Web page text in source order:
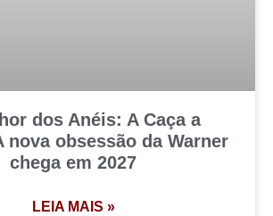
dos Anéis: A Caça a
nova obsessão da Warner
chega em 2027
LEIA MAIS »